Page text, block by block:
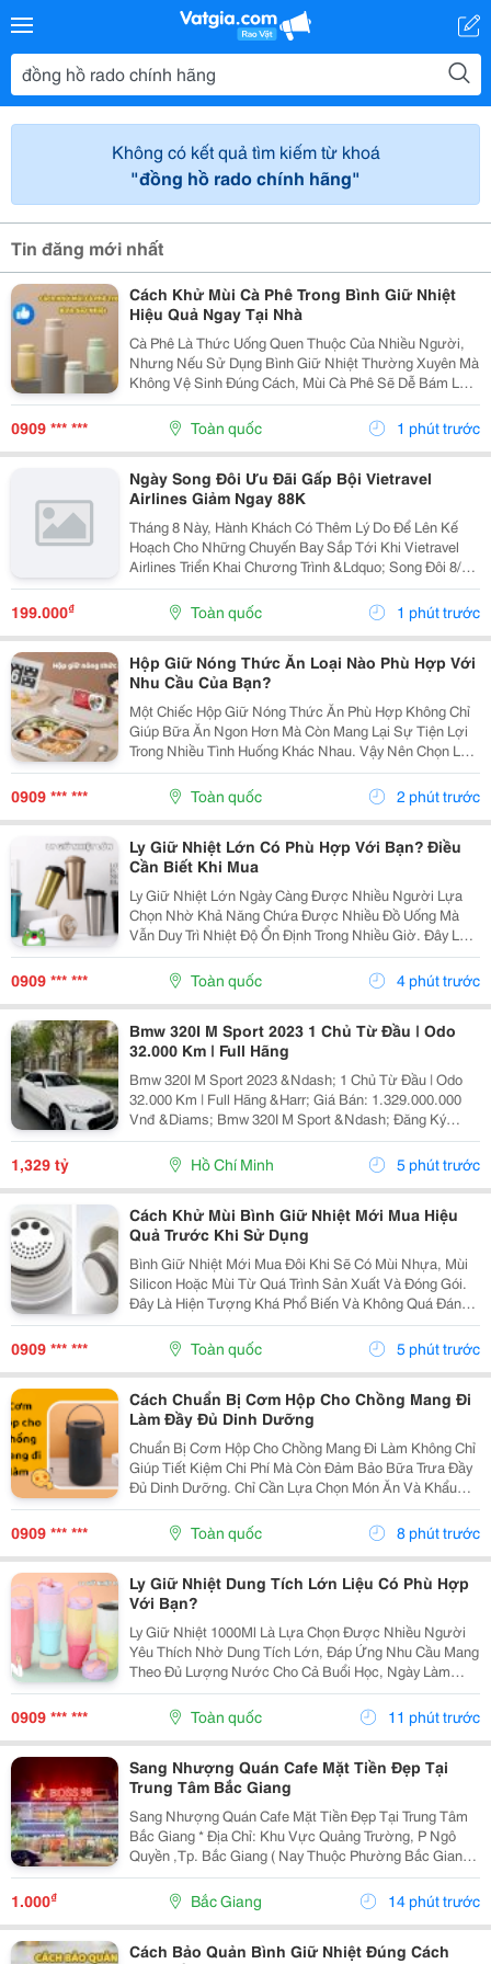
Không có kết quả tìm kiếm từ khoá
"đồng hồ rado chính hãng"
Tin đăng mới nhất
Cách Khử Mùi Cà Phê Trong Bình Giữ Nhiệt
Hiệu Quả Ngay Tại Nhà
Cà Phê Là Thức Uống Quen Thuộc Của Nhiều Người,
Nhưng Nếu Sử Dụng Bình Giữ Nhiệt Thường Xuyên Mà
Không Vệ Sinh Đúng Cách, Mùi Cà Phê Sẽ Dễ Bám Lại
Bên Trong Bình. Điều Này Không Chỉ Ảnh Hưởng Đến
Hương Vị Của Những Loại Đồ Uống Khác Mà Còn Tạo
0909 *** *** Toàn quốc 1 phút trước
Ngày Song Đôi Ưu Đãi Gấp Bội Vietravel
Airlines Giảm Ngay 88K
Tháng 8 Này, Hành Khách Có Thêm Lý Do Để Lên Kế
Hoạch Cho Những Chuyến Bay Sắp Tới Khi Vietravel
Airlines Triển Khai Chương Trình &Ldquo; Song Đôi 8/8
&Ndash; Bay Vui, Ưu Đãi Gấp Bội &Rdquo;. Với Mã Ưu
Đãi Vusongdoi08, Hành Khách Được Giảm Ngay...
199.000₫ Toàn quốc 1 phút trước
Hộp Giữ Nóng Thức Ăn Loại Nào Phù Hợp Với
Nhu Cầu Của Bạn?
Một Chiếc Hộp Giữ Nóng Thức Ăn Phù Hợp Không Chỉ
Giúp Bữa Ăn Ngon Hơn Mà Còn Mang Lại Sự Tiện Lợi
Trong Nhiều Tình Huống Khác Nhau. Vậy Nên Chọn Loại
Nào Để Đáp Ứng Đúng Nhu Cầu Sử Dụng Hằng Ngày?
1. Những Trường Hợp Nên Sử Dụng Hộp Giữ Nóng
Thức...
0909 *** *** Toàn quốc 2 phút trước
Ly Giữ Nhiệt Lớn Có Phù Hợp Với Bạn? Điều
Cần Biết Khi Mua
Ly Giữ Nhiệt Lớn Ngày Càng Được Nhiều Người Lựa
Chọn Nhờ Khả Năng Chứa Được Nhiều Đồ Uống Mà
Vẫn Duy Trì Nhiệt Độ Ổn Định Trong Nhiều Giờ. Đây Là
Sản Phẩm Phù Hợp Với Người Thường Xuyên Di
Chuyển, Làm Việc Ngoài Trời Hoặc Cần Bổ Sung Đủ
Nước Trong Cả...
0909 *** *** Toàn quốc 4 phút trước
Bmw 320I M Sport 2023 1 Chủ Từ Đầu | Odo
32.000 Km | Full Hãng
Bmw 320I M Sport 2023 &Ndash; 1 Chủ Từ Đầu | Odo
32.000 Km | Full Hãng &Harr; Giá Bán: 1.329.000.000
Vnđ &Diams; Bmw 320I M Sport &Ndash; Đăng Ký
11/2023 &Diams; Xe 1 Chủ Từ Đầu, Sử Dụng Kỹ, Giữ
Gìn Cẩn Thận &Diams; Odo: 32.000 Km &Diams; Bảo
Dưỡng...
1,329 tỷ Hồ Chí Minh 5 phút trước
Cách Khử Mùi Bình Giữ Nhiệt Mới Mua Hiệu
Quả Trước Khi Sử Dụng
Bình Giữ Nhiệt Mới Mua Đôi Khi Sẽ Có Mùi Nhựa, Mùi
Silicon Hoặc Mùi Từ Quá Trình Sản Xuất Và Đóng Gói.
Đây Là Hiện Tượng Khá Phổ Biến Và Không Quá Đáng
Lo Ngại Nếu Được Vệ Sinh Đúng Cách. Hãy Cùng Tìm
Hiểu Cách Khử Mùi Bình Giữ Nhiệt Mới Mua Đơn...
0909 *** *** Toàn quốc 5 phút trước
Cách Chuẩn Bị Cơm Hộp Cho Chồng Mang Đi
Làm Đầy Đủ Dinh Dưỡng
Chuẩn Bị Cơm Hộp Cho Chồng Mang Đi Làm Không Chỉ
Giúp Tiết Kiệm Chi Phí Mà Còn Đảm Bảo Bữa Trưa Đầy
Đủ Dinh Dưỡng. Chỉ Cần Lựa Chọn Món Ăn Và Khẩu
Phần Phù Hợp, Bạn Có Thể Giúp Bữa Ăn Mỗi Ngày Trở
Nên Ngon Miệng Và Đa Dạng Hơn. 1. Cách Xây Dựng
Cơm...
0909 *** *** Toàn quốc 8 phút trước
Ly Giữ Nhiệt Dung Tích Lớn Liệu Có Phù Hợp
Với Bạn?
Ly Giữ Nhiệt 1000Ml Là Lựa Chọn Được Nhiều Người
Yêu Thích Nhờ Dung Tích Lớn, Đáp Ứng Nhu Cầu Mang
Theo Đủ Lượng Nước Cho Cả Buổi Học, Ngày Làm
Việc Hoặc Những Chuyến Đi Dài. Hãy Cùng Cozycup
Tìm Hiểu Ngay Trong Bài Viết Dưới Đây. 1. Vì Sao Ly
0909 *** *** Toàn quốc 11 phút trước
Sang Nhượng Quán Cafe Mặt Tiền Đẹp Tại
Trung Tâm Bắc Giang
Sang Nhượng Quán Cafe Mặt Tiền Đẹp Tại Trung Tâm
Bắc Giang * Địa Chỉ: Khu Vực Quảng Trường, P Ngô
Quyền ,Tp. Bắc Giang ( Nay Thuộc Phường Bắc Giang *
Diện Tích: 115M&Sup2; - Thiết Kế: Quán 2 Tầng, Mặt
Bằng Rộng Rãi, Thoáng Đẹp - Vị Trí: Mặt Tiền...
1.000₫ Bắc Giang 14 phút trước
Cách Bảo Quản Bình Giữ Nhiệt Đúng Cách